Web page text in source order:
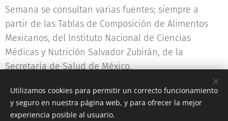
Semana se consultan varias fuentes; siempre a
partir de las Tablas de Composición de Alimentos
Mexicanos, del Instituto Nacional de Ciencias
Médicas y Nutrición Salvador Zubirán, de la
Secretaría de Salud de México.
Utilizamos cookies para permitir un correcto funcionamiento
y seguro en nuestra página web, y para ofrecer la mejor
experiencia posible al usuario.